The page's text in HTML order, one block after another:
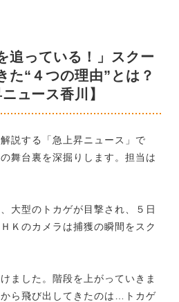
追っている！」スクー
た“４つの理由”とは？
ニュース香川】
説する「急上昇ニュース」で
舞台裏を深掘りします。担当は
大型のトカゲが目撃され、５日
Ｋのカメラは捕獲の瞬間をスク
ました。階段を上がっていきま
ら飛び出してきたのは…トカゲ